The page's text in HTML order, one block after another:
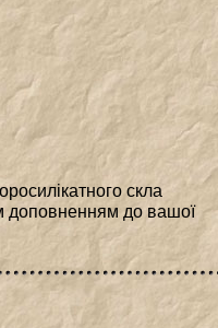
скла
доповненням до вашої